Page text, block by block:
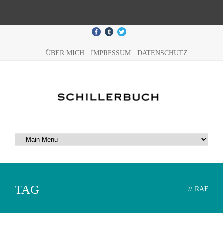
ÜBER MICH IMPRESSUM DATENSCHUTZ
TAG // RAF